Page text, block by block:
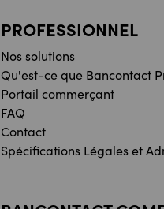
PROFESSIONNEL
Nos solutions
Qu'est-ce que Bancontact
Portail commerçant
FAQ
Contact
Spécifications Légales et